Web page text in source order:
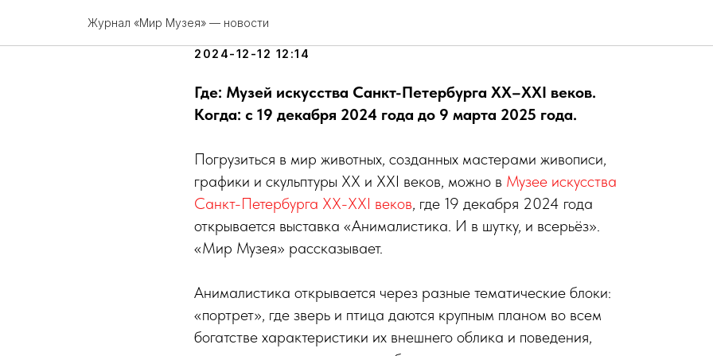
Журнал «Мир Музея» — новостиПтицы, звери, люди
2024-12-12 12:14
Где: Музей искусства Санкт-Петербурга XX–XXI веков.
Когда: с 19 декабря 2024 года до 9 марта 2025 года.
Погрузиться в мир животных, созданных мастерами живописи,
графики и скульптуры ХХ и XXI веков, можно в Музее искусства
Санкт-Петербурга XX-XXI веков, где 19 декабря 2024 года
открывается выставка «Анималистика. И в шутку, и всерьёз».
«Мир Музея» рассказывает.
Анималистика открывается через разные тематические блоки:
«портрет», где зверь и птица даются крупным планом во всем
богатстве характеристики их внешнего облика и поведения,